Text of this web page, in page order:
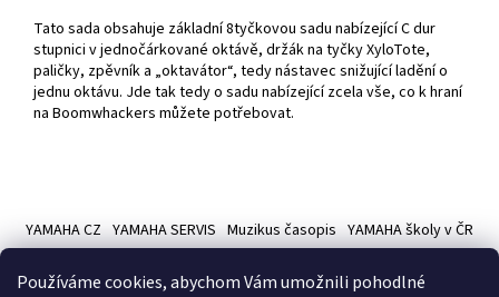
Používáme cookies, abychom Vám umožnili pohodlné
Tato sada obsahuje základní 8tyčkovou sadu nabízející C dur
stupnici v jednočárkované oktávě, držák na tyčky XyloTote,
paličky, zpěvník a „oktavátor“, tedy nástavec snižující ladění o
jednu oktávu. Jde tak tedy o sadu nabízející zcela vše, co k hraní
na Boomwhackers můžete potřebovat.
p
YAMAHA CZ YAMAHA SERVIS Muzikus časopis YAMAHA školy v ČR